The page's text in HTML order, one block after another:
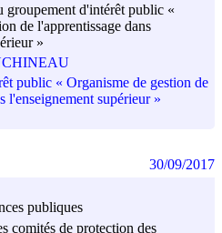
groupement d'intérêt public «
de l'apprentissage dans
»
public « Organisme de gestion de
l'enseignement supérieur »
publiques
comités de protection des
30/09/2017